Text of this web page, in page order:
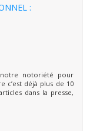
:
notoriété pour
c’est déjà plus de 10
dans la presse,